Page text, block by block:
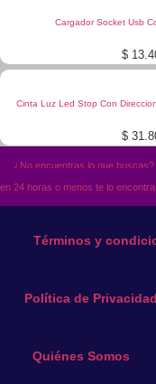
$
Cargador Socket Usb
$
Cinta Luz Led Stop Con
$
¿No encuentras lo que
en 24 horas o menos te lo
Términos y
Política de Privacidad
Quiénes Somos